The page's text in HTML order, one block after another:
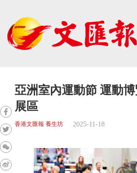
亞洲室內運動節 運動
展區
香港文匯報 養生坊 2025-11-18